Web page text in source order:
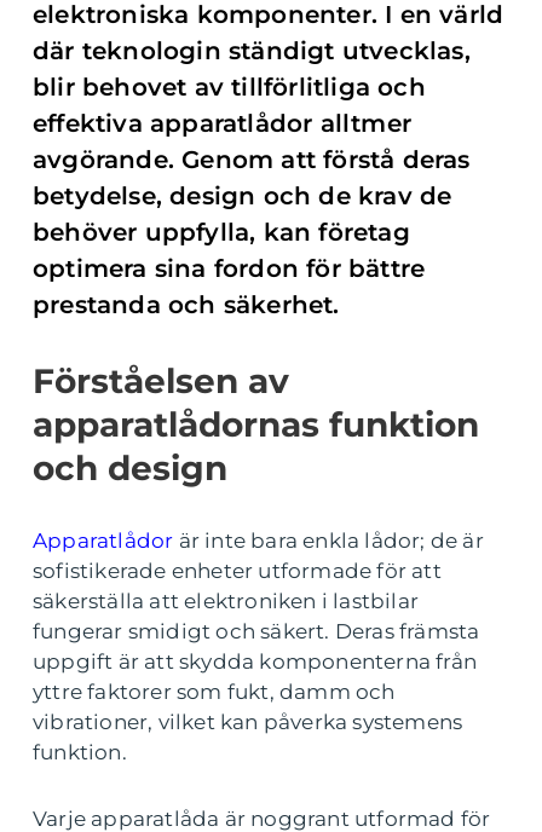
elektroniska komponenter. I en värld
där teknologin ständigt utvecklas,
blir behovet av tillförlitliga och
effektiva apparatlådor alltmer
avgörande. Genom att förstå deras
betydelse, design och de krav de
behöver uppfylla, kan företag
optimera sina fordon för bättre
prestanda och säkerhet.
Förståelsen av
apparatlådornas funktion
och design
Apparatlådor är inte bara enkla lådor; de är
sofistikerade enheter utformade för att
säkerställa att elektroniken i lastbilar
fungerar smidigt och säkert. Deras främsta
uppgift är att skydda komponenterna från
yttre faktorer som fukt, damm och
vibrationer, vilket kan påverka systemens
funktion.
Varje apparatlåda är noggrant utformad för